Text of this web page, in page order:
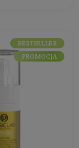
BESTSELLER
PROMOCJA